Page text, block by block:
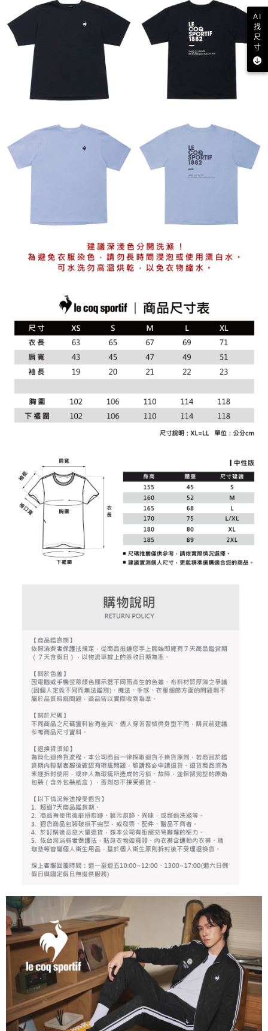
AI
找
尺
寸